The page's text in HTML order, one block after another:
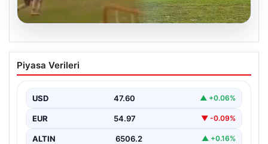
Olmaz denen oldu! Maç sırasında
yıldırım çarptı: O futbolcu hayatını
Piyasa Verileri
USD 47.60 ▲ +0.06%
EUR 54.97 ▼ -0.09%
ALTIN 6506.2 ▲ +0.16%